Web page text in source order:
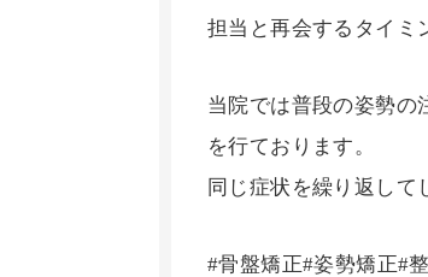
担当と再会するタイミ
当院では普段の姿勢の
を行ております。
同じ症状を繰り返して
#骨盤矯正#姿勢矯正#